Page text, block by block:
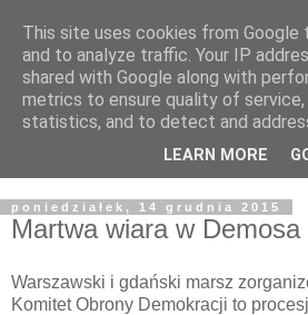
Żyjąc wiarą w
świecie
Blog pastora Pawła Bartosika
poniedziałek, 14 grudnia 2015
Martwa wiara w Demosa
Warszawski i gdański marsz
Komitet Obrony Demokracji to
This site uses cookies from
and to analyze traffic. Your IP
shared with Google along with
metrics to ensure quality of service,
statistics, and to detect and
LEARN MORE